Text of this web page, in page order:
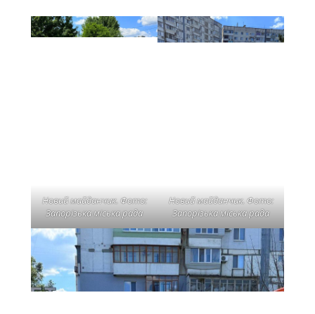
Новий майданчик. Фото:
Запорізька міська рада
Новий майданчик. Фото:
Запорізька міська рада